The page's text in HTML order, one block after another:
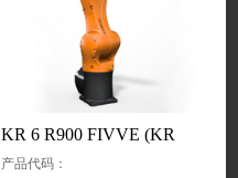
KR 6 R900 FIVVE (KR
AGILUS)
产品代码：